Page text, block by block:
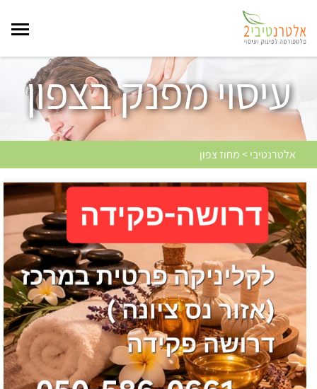
עיסוי מפנק בצפון
אלטרנטיבי > מחוז צפון